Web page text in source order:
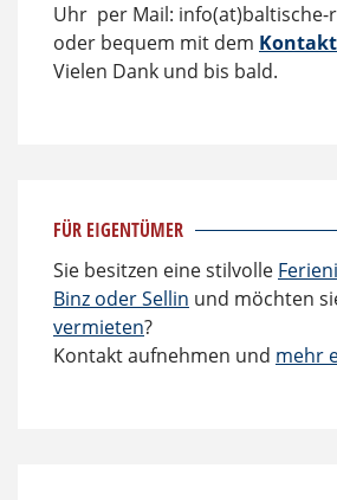
Uhr per Mail: info(at)baltische-
oder bequem mit dem
Vielen Dank und bis bald.
FÜR EIGENTÜMER
Sie besitzen eine stilvolle
Binz oder Sellin und möchten
vermieten?
Kontakt aufnehmen und mehr